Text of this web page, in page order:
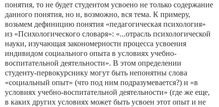
понятия, то не будет студентом ус­воено не только содержание
данного понятия, но и, возможно, вся тема. К примеру,
возьмем дефиницию понятия «педагогиче­ская психология»
из «Психологического словаря»: «...отрасль психологической
науки, изучающая закономерности процесса усвоения
индивидом социального опыта в условиях учебно-
воспитательной деятельности». В этом определении
студенту-перво­курснику могут быть непонятны слова
«социальный опыт» (что под ним подразумевается?) и «в
условиях учебно-воспитательной деятельности» (где же еще,
в каких других условиях может быть усвоен этот опыт и не